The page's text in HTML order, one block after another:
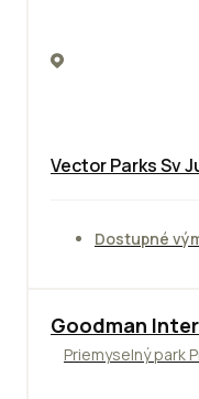
Vector Parks Sv
Dostupné
Goodman
Priemyselný park